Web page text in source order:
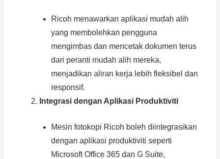
Ricoh menawarkan aplikasi mudah alih
yang membolehkan pengguna
mengimbas dan mencetak dokumen terus
dari peranti mudah alih mereka,
menjadikan aliran kerja lebih fleksibel dan
responsif.
Integrasi dengan Aplikasi Produktiviti
Mesin fotokopi Ricoh boleh diintegrasikan
dengan aplikasi produktiviti seperti
Microsoft Office 365 dan G Suite,